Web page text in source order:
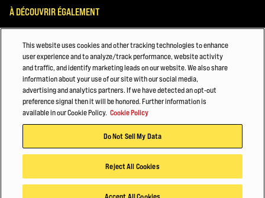
À DÉCOUVRIR ÉGALEMENT
Zoom sur les grands comptes
Automobile
©2026 Hyster-Yale Materials Handling, Inc., tous droits réservés.
Conditions d'utilisation
Politique en matière de cookies
This website uses cookies and other tracking technologies to enhance
user experience and to analyze/track performance, website activity
and traffic, and identify marketing leads on our website. We also share
information about your use of our site with our social media,
advertising and analytics partners. If we have detected an opt-out
preference signal then it will be honored. Further information is
available in our Cookie Policy. Cookie Policy
Do Not Sell My Data
Reject All Cookies